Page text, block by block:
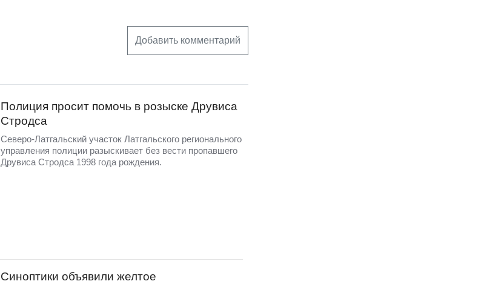
Добавить комментарий
Полиция просит помочь в розыске Друвиса
Стродса
Северо-Латгальский участок Латгальского регионального
управления полиции разыскивает без вести пропавшего
Друвиса Стродса 1998 года рождения.
Синоптики объявили желтое